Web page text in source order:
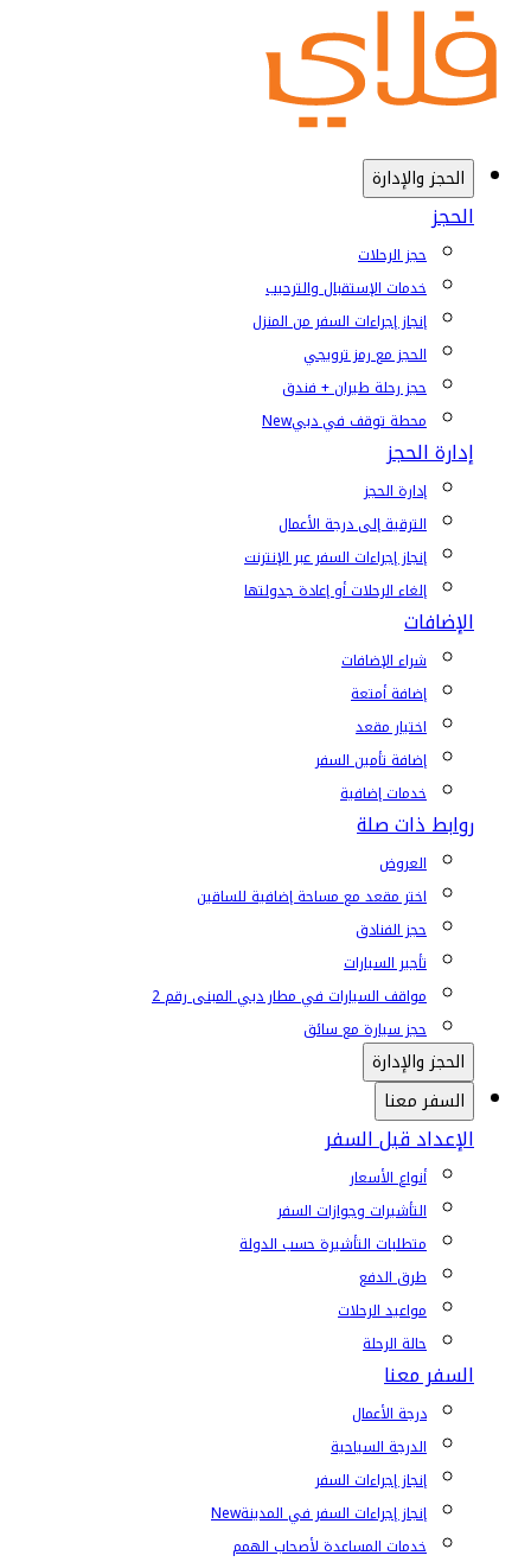
الحجز والإدارة
الحجز
حجز الرحلات
خدمات الإستقبال والترحيب
إنجاز إجراءات السفر من المنزل
الحجز مع رمز ترويجي
حجز رحلة طيران + فندق
محطة توقف في دبيNew
إدارة الحجز
إدارة الحجز
الترقية إلى درجة الأعمال
إنجاز إجراءات السفر عبر الإنترنت
إلغاء الرحلات أو إعادة جدولتها
الإضافات
شراء الإضافات
إضافة أمتعة
اختيار مقعد
إضافة تأمين السفر
خدمات إضافية
روابط ذات صلة
العروض
اختر مقعد مع مساحة إضافية للساقين
حجز الفنادق
تأجير السيارات
مواقف السيارات في مطار دبي المبنى رقم 2
حجز سيارة مع سائق
الحجز والإدارة
السفر معنا
الإعداد قبل السفر
أنواع الأسعار
التأشيرات وجوازات السفر
متطلبات التأشيرة حسب الدولة
طرق الدفع
مواعيد الرحلات
حالة الرحلة
السفر معنا
درجة الأعمال
الدرجة السياحية
إنجاز إجراءات السفر
إنجاز إجراءات السفر في المدينةNew
خدمات المساعدة لأصحاب الهمم